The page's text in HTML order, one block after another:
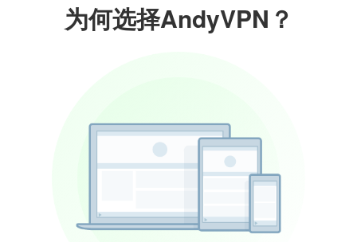
为何选择AndyVPN？